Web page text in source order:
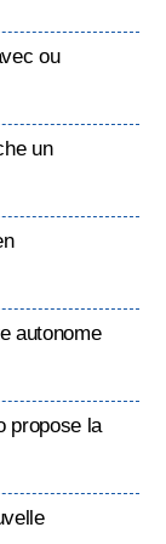
ou
un
autonome
propose la